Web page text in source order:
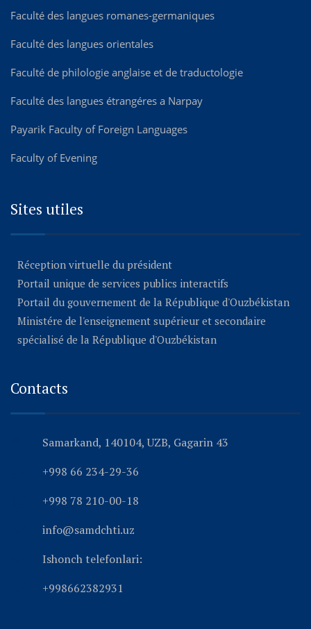
Faculté des langues romanes-germaniques
Faculté des langues orientales
Faculté de philologie anglaise et de traductologie
Faculté des langues étrangéres а Narpay
Payarik Faculty of Foreign Languages
Faculty of Evening
Sites utiles
Réception virtuelle du président
Portail unique de services publics interactifs
Portail du gouvernement de la République d'Ouzbékistan
Ministére de l'enseignement supérieur et secondaire
spécialisé de la République d'Ouzbékistan
Contacts
Samarkand, 140104, UZB, Gagarin 43
+998 66 234-29-36
+998 78 210-00-18
info@samdchti.uz
Ishonch telefonlari:
+998662382931